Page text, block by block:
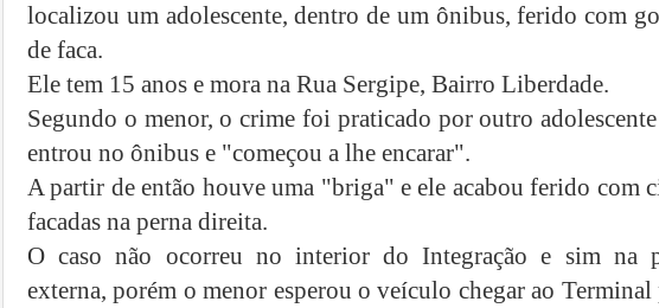
localizou um adolescente, dentro de um ônibus, ferido com
de faca.
Ele tem 15 anos e mora na Rua Sergipe, Bairro Liberdade.
Segundo o menor, o crime foi praticado por outro
entrou no ônibus e "começou a lhe encarar".
A partir de então houve uma "briga" e ele acabou ferido com
facadas na perna direita.
O caso não ocorreu no interior do Integração e sim na
externa, porém o menor esperou o veículo chegar ao Terminal